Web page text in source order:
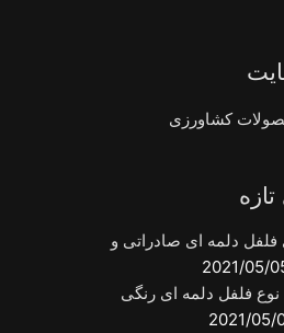
فلفل دلمه ای صادراتی و
2021/05/
نوع فلفل دلمه ای رنگی
2021/05/